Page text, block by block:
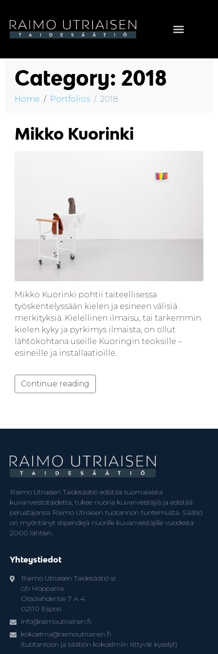
Category: 2018
Home Portfolios 2018
Mikko Kuorinki
Mikko Kuorinki pohtii taiteellisessa
työskentelyssään kielen ja esineen välisiä
merkityksiä. Kielellinen ilmaisu, tai tarkemmin
kielen kyky ja pyrkimys ilmaista, on ollut
lähtökohtana useille Kuoringin teoksille –
esineille ja installaatioille.
Continue reading
Raimo Utriaisen Taidesäätiö edistää suomalaista
kuvanveistotaidetta, tukee nuoria kuvanveistäjiä ja edistää
perustajansa Raimo Utriaisen tuotannon tuntemusta. Säätiö
on myöntänyt stipendejä nuorille kuvanveistäjille vuodesta
2000 lähtien.
Yhteystiedot
Raimo Utriaisen Taidesäätiö sr
c/o Hoppania
Otsolahdentie 7 A 4
02110 Espoo
info@raimoutriainen.fi
kokoelma@raimoutriainen.fi
(tuotantoon ja säätiön kokoelmiin liittyvät kyselyt)